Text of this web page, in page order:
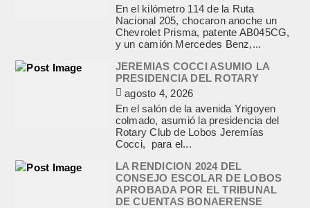
En el kilómetro 114 de la Ruta
Nacional 205, chocaron anoche un
Chevrolet Prisma, patente AB045CG,
y un camión Mercedes Benz,...
JEREMIAS COCCI ASUMIO LA
PRESIDENCIA DEL ROTARY
agosto 4, 2026
En el salón de la avenida Yrigoyen
colmado, asumió la presidencia del
Rotary Club de Lobos Jeremías
Cocci, para el...
LA RENDICION 2024 DEL
CONSEJO ESCOLAR DE LOBOS
APROBADA POR EL TRIBUNAL
DE CUENTAS BONAERENSE